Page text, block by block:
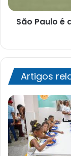
no
Brasileirão
São Paulo é
Artigos